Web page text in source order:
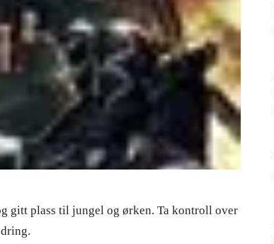
gitt plass til jungel og ørken. Ta kontroll over